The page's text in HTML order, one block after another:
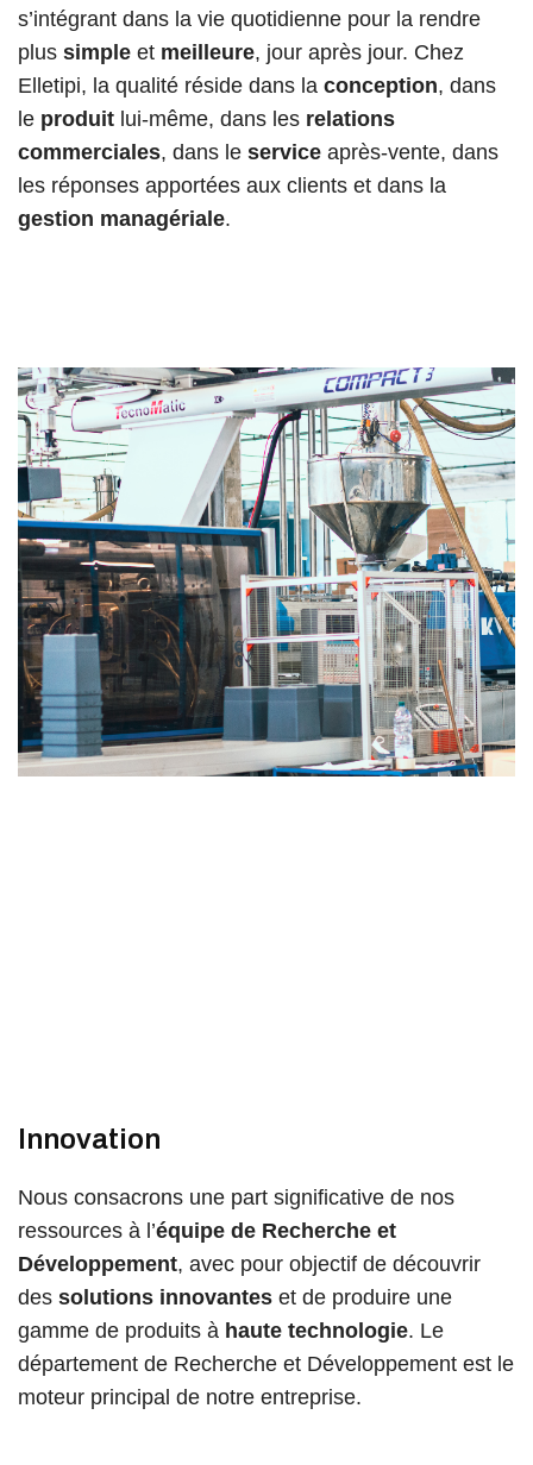
s’intégrant dans la vie quotidienne pour la rendre
plus simple et meilleure, jour après jour. Chez
Elletipi, la qualité réside dans la conception, dans
le produit lui-même, dans les relations
commerciales, dans le service après-vente, dans
les réponses apportées aux clients et dans la
gestion managériale.
Innovation
Nous consacrons une part significative de nos
ressources à l’équipe de Recherche et
Développement, avec pour objectif de découvrir
des solutions innovantes et de produire une
gamme de produits à haute technologie. Le
département de Recherche et Développement est le
moteur principal de notre entreprise.